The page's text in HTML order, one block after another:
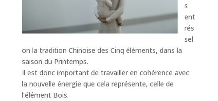
s
ent
rés
sel
on la tradition Chinoise des Cinq éléments, dans la
saison du Printemps.
Il est donc important de travailler en cohérence avec
la nouvelle énergie que cela représente, celle de
l’élément Bois.